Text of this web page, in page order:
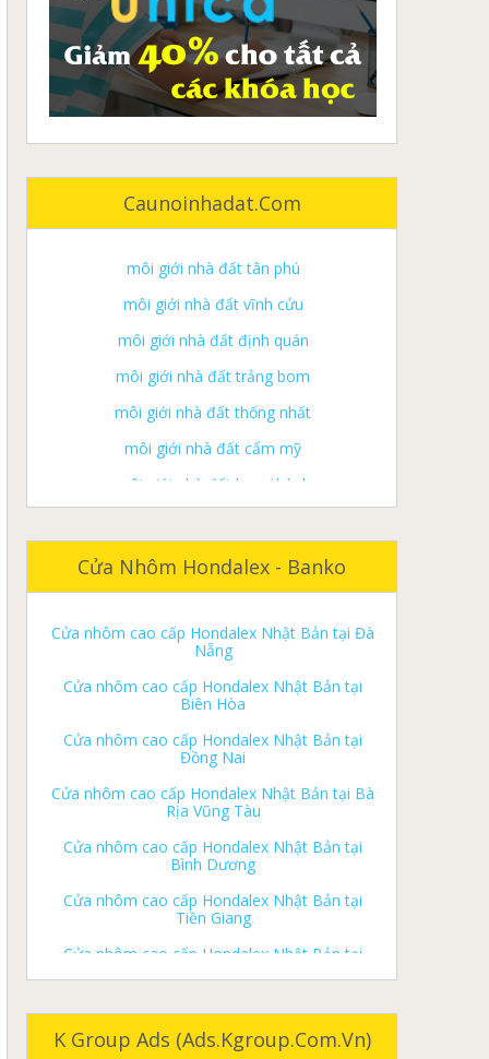
Caunoinhadat.com
môi giới nhà đất đồng nai
môi giới nhà đất biên hòa
môi giới nhà đất long khánh
môi giới nhà đất tân phú
môi giới nhà đất định quán
môi giới nhà đất trảng bom
môi giới nhà đất thống nhất
môi giới nhà đất cẩm mỹ
môi giới nhà đất long thành
môi giới nhà đất xuân lộc
ký gửi nhà đất đồng nai
ký gửi nhà đất biên hoà
ký gửi nhà đất tân phú
ký gửi nhà đất vĩnh cửu
ký gửi nhà đất trảng bom
ký gửi nhà đất thống nhất
ký gửi nhà đất cẩm mỹ
ký gửi nhà đất long thành
ký gửi nhà đất xuân lộc
ký gửi nhà đất nhơn trạch
Nhà đất tân phú
Cửa Nhôm Hondalex - Banko
Cửa nhôm cao cấp Hondalex Nhật Bản tại Đà
Nẵng
Cửa nhôm cao cấp Hondalex Nhật Bản tại
Biên Hòa
Cửa nhôm cao cấp Hondalex Nhật Bản tại
Đồng Nai
Cửa nhôm cao cấp Hondalex Nhật Bản tại Bà
Rịa Vũng Tàu
Cửa nhôm cao cấp Hondalex Nhật Bản tại
Bình Dương
Cửa nhôm cao cấp Hondalex Nhật Bản tại
Tiền Giang
Cửa nhôm cao cấp Hondalex Nhật Bản tại
Long An
Cửa nhôm cao cấp Hondalex Nhật Bản tại
K Group Ads (ads.kgroup.com.vn)